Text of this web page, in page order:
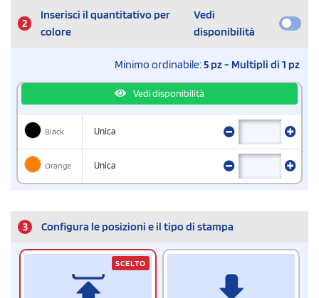
2
Inserisci il quantitativo per
colore
Vedi
disponibilità
Minimo ordinabile:5 pz - Multipli di 1 pz
Vedi disponibilità
Black Unica
Orange Unica
3 Configura le posizioni e il tipo di stampa
SCELTO